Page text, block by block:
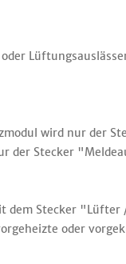
wird nur der
der Stecker
dem Stecker "Lüfter
oder